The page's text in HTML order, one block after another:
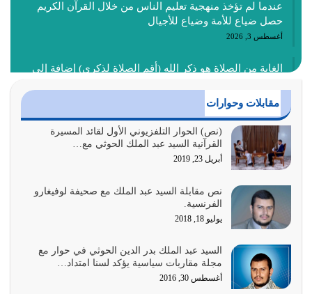
عندما لم تؤخذ منهجية تعليم الناس من خلال القرآن الكريم
حصل ضياع للأمة وضياع للأجيال
أغسطس 3, 2026
الغاية من الصلاة هو ذكر الله (أقم الصلاة لذكري) إضافة إلى
أغسطس 2, 2026
السبب الرئيسي لشقاء الأمة الابتعاد عن كتاب الله والتعدي
لحدود الله بالإضافات للدين
أغسطس 1, 2026
أبرز أسباب الشقاء هو الإعراض عن ذكر الله وعن هدى الله
المتمثل في القرآن الكريم
يوليو 31, 2026
أولياء الشيطان كلما كانوا أكثر ولاءً وطاعة للشيطان كلما كانوا
أكثر ضعفاً
يوليو 30, 2026
مقابلات وحوارات
(نص) الحوار التلفزيوني الأول لقائد المسيرة
القرآنية السيد عبد الملك الحوثي مع…
أبريل 23, 2019
نص مقابلة السيد عبد الملك مع صحيفة لوفيغارو
الفرنسية.
يوليو 18, 2018
السيد عبد الملك بدر الدين الحوثي في حوار مع
مجلة مقاربات سياسية يؤكد لسنا امتداد…
أغسطس 30, 2016